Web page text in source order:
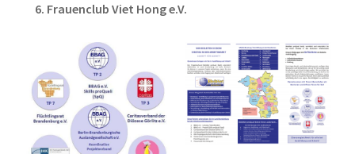
Frauenclub Viet Hong e.V.